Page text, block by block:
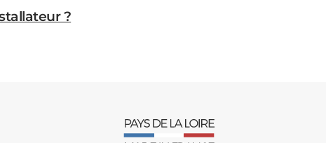
?